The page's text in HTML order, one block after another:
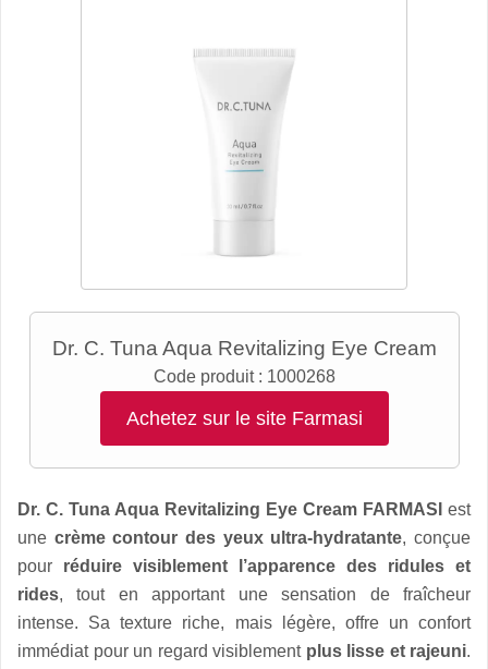
Dr. C. Tuna Aqua Revitalizing Eye Cream
Code produit : 1000268
Achetez sur le site Farmasi
Dr. C. Tuna Aqua Revitalizing Eye Cream FARMASI est
une crème contour des yeux ultra-hydratante, conçue
pour réduire visiblement l’apparence des ridules et
rides, tout en apportant une sensation de fraîcheur
intense. Sa texture riche, mais légère, offre un confort
immédiat pour un regard visiblement plus lisse et rajeuni.